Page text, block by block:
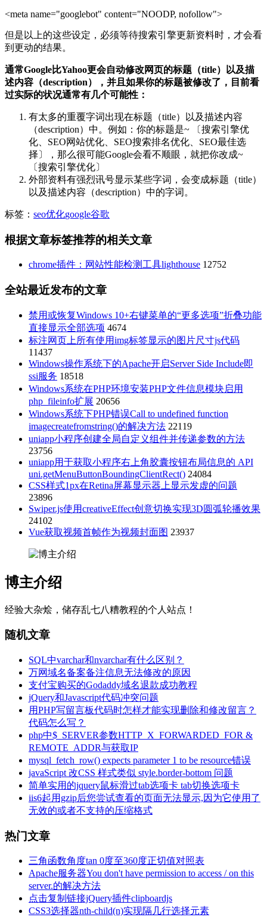
<meta name="googlebot" content="NOODP, nofollow">
但是以上的这些设定，必须等待搜索引擎更新资料时，才会看
到更动的结果。
通常Google比Yahoo更会自动修改网页的标题（title）以及描
述内容（description），并且如果你的标题被修改了，目前看
过实际的状况通常有几个可能性：
有太多的重覆字词出现在标题（title）以及描述内容
（description）中。例如：你的标题是~ 〔搜索引擎优
化、SEO网站优化、SEO搜索排名优化、SEO最佳选
择〕，那么很可能Google会看不顺眼，就把你改成~
〔搜索引擎优化〕
外部资料有强烈讯号显示某些字词，会变成标题（title）
以及描述内容（description）中的字词。
标签： seo优化google谷歌
根据文章标签推荐的相关文章
chrome插件：网站性能检测工具lighthouse 12752
全站最近发布的文章
禁用或恢复Windows 10+右键菜单的“更多选项”折叠功能
直接显示全部选项 4674
标注网页上所有使用img标签显示的图片尺寸js代码
11437
Windows操作系统下的Apache开启Server Side Include即
ssi服务 18518
Windows系统在PHP环境安装PHP文件信息模块启用
php_fileinfo扩展 20656
Windows系统下PHP错误Call to undefined function
imagecreatefromstring()的解决方法 22119
uniapp小程序创建全局自定义组件并传递参数的方法
23756
uniapp用于获取小程序右上角胶囊按钮布局信息的 API
uni.getMenuButtonBoundingClientRect() 24084
CSS样式1px在Retina屏幕显示器上显示发虚的问题
23896
Swiper.js使用creativeEffect创意切换实现3D圆弧轮播效果
24102
Vue获取视频首帧作为视频封面图 23937
博主介绍
经验大杂烩，储存乱七八糟教程的个人站点！
随机文章
SQL中varchar和nvarchar有什么区别？
万网域名备案备注信息无法修改的原因
支付宝购买的Godaddy域名退款成功教程
jQuery和Javascript代码冲突问题
用PHP写留言板代码时怎样才能实现删除和修改留言？
代码怎么写？
php中$_SERVER参数HTTP_X_FORWARDED_FOR &
REMOTE_ADDR与获取IP
mysql_fetch_row() expects parameter 1 to be resource错误
javaScript 改CSS 样式类似 style.border-bottom 问题
简单实用的jquery鼠标滑过tab选项卡 tab切换选项卡
iis6起用gzip后您尝试查看的页面无法显示,因为它使用了
无效的或者不支持的压缩格式
热门文章
三角函数角度tan 0度至360度正切值对照表
Apache服务器You don't have permission to access / on this
server.的解决方法
点击复制链接jQuery插件clipboardjs
CSS3选择器nth-child(n)实现隔几行选择元素